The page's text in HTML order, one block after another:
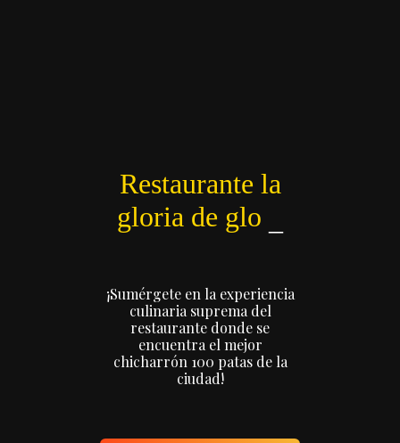
Restaurante la
gloria d
¡Sumérgete en la experiencia
culinaria suprema del
restaurante donde se
encuentra el mejor
chicharrón 100 patas de la
ciudad!